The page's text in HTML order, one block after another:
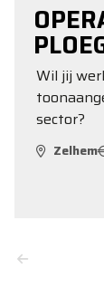
Wil jij
sector?
Zelhem